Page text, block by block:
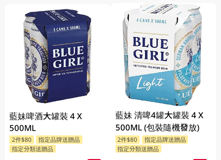
藍妹啤酒大罐裝 4 X
500ML
2件$80
指定品牌送贈品
指定分類送贈品
藍妹 清啤4罐大罐裝 4 X
500ML (包裝隨機發放)
2件$80
指定品牌送贈品
指定分類送贈品